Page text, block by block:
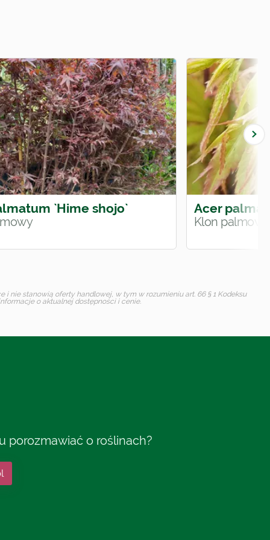
`Hime shojo` Acer
Klon palmowy
nie stanowią oferty handlowej, w tym w rozumieniu art. 66 § 1 Kodeksu
o aktualnej dostępności i cenie.
porozmawiać o roślinach?